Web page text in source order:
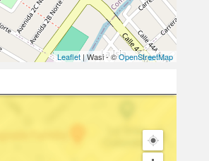
Leaflet| Wasi - ©OpenStreetMap